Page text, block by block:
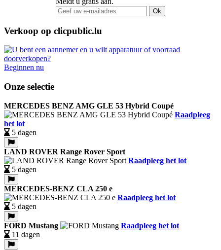
Ok
Verkoop op clicpublic.lu
Beginnen nu
Onze selectie
MERCEDES BENZ AMG GLE 53 Hybrid Coupé
Raadpleeg
het lot
5 dagen
LAND ROVER Range Rover Sport
Raadpleeg het lot
5 dagen
MERCEDES-BENZ CLA 250 e
Raadpleeg het lot
5 dagen
FORD Mustang
Raadpleeg het lot
11 dagen